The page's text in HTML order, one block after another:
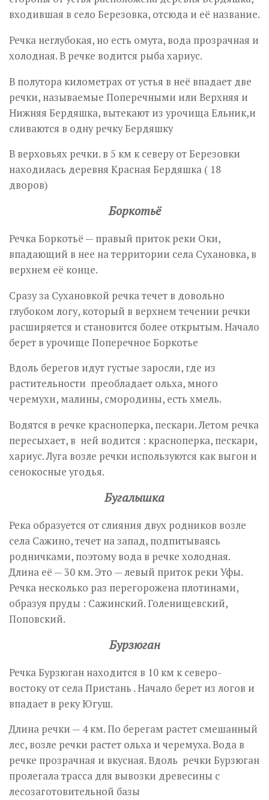
входившая в село Березовка, отсюда и её название.
Речка неглубокая, но есть омута, вода прозрачная и
холодная. В речке водится рыба хариус.
В полутора километрах от устья в неё впадает две
речки, называемые Поперечными или Верхняя и
Нижняя Бердяшка, вытекают из урочища Ельник,и
сливаются в одну речку Бердяшку
В верховьях речки. в 5 км к северу от Березовки
находилась деревня Красная Бердяшка ( 18
дворов)
Боркотьё
Речка Боркотьё — правый приток реки Оки,
впадающий в нее на территории села Сухановка, в
верхнем её конце.
Сразу за Сухановкой речка течет в довольно
глубоком логу, который в верхнем течении речки
расширяется и становится более открытым. Начало
берет в урочище Поперечное Боркотье
Вдоль берегов идут густые заросли, где из
растительности преобладает ольха, много
черемухи, малины, смородины, есть хмель.
Водятся в речке красноперка, пескари. Летом речка
пересыхает, в ней водится : красноперка, пескари,
хариус. Луга возле речки используются как выгон и
сенокосные угодья.
Бугалышка
Река образуется от слияния двух родников возле
села Сажино, течет на запад, подпитываясь
родничками, поэтому вода в речке холодная.
Длина её — 30 км. Это — левый приток реки Уфы.
Речка несколько раз перегорожена плотинами,
образуя пруды : Сажинский. Голенищевский,
Поповский.
Бурзюган
Речка Бурзюган находится в 10 км к северо-
востоку от села Пристань . Начало берет из логов и
впадает в реку Югуш.
Длина речки — 4 км. По берегам растет смешанный
лес, возле речки растет ольха и черемуха. Вода в
речке прозрачная и вкусная. Вдоль речки Бурзюган
пролегала трасса для вывозки древесины с
лесозаготовительной базы